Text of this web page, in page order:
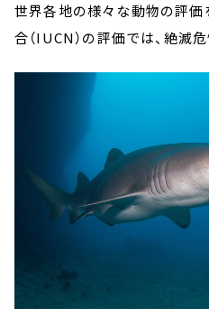
世界各地の様々な動物の評価
合（IUCN）の評価では、絶滅